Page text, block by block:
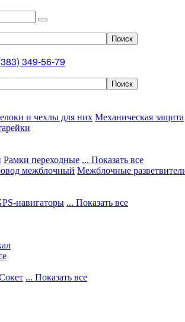
349-56-79
и чехлы для них Механическая защита
Рамки переходные ... Показать все
межблочный Межблочные
навигаторы ... Показать все
... Показать все